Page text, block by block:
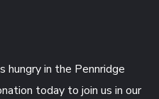
hungry in the Pennridge
today to join us in our